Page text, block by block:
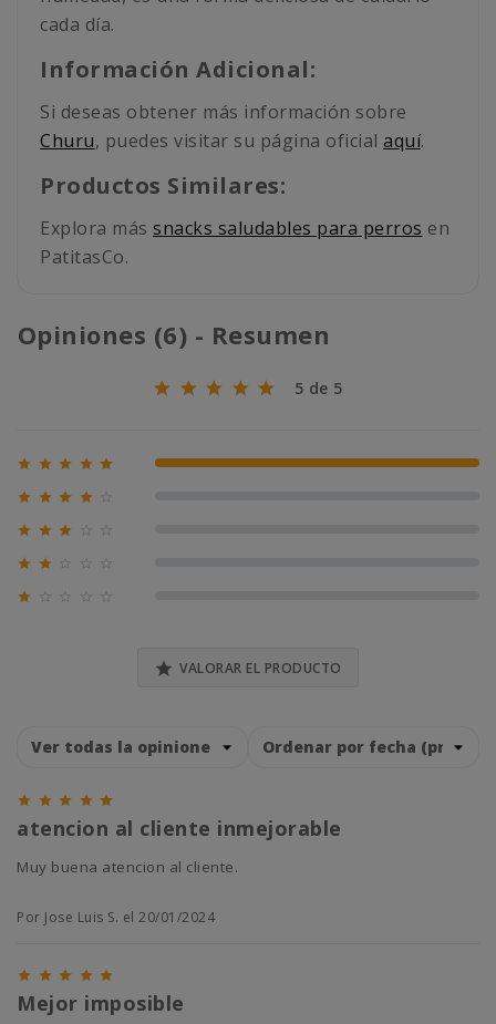
cada día.
Información Adicional:
Si deseas obtener más información sobre
Churu, puedes visitar su página oficial aquí.
Productos Similares:
Explora más snacks saludables para perros en
PatitasCo.
Opiniones (6) - Resumen
5 de 5
     100% (6)
   
  
 

 VALORAR EL PRODUCTO
    
atencion al cliente inmejorable
Muy buena atencion al cliente.
Por Jose Luis S. el 20/01/2024
    
Mejor imposible